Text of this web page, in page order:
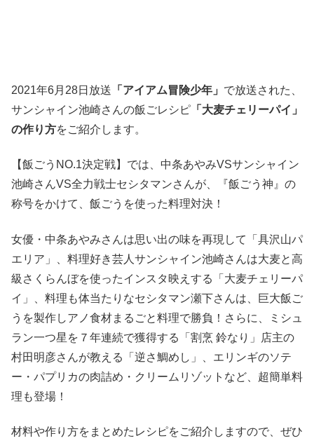
2021年6月28日放送 「アイアム冒険少年」 で放送された、
サンシャイン池崎さんの飯ごレシピ 「大麦チェリーパイ」
の作り方をご紹介します。
【飯ごうNO.1決定戦】では、中条あやみVSサンシャイン
池崎さんVS全力戦士セシタマンさんが、
『飯ごう神』の
称号をかけて、飯ごうを使った料理対決！
女優・中条あやみさんは思い出の味を再現して「具沢山パ
エリア」、料理好き芸人サンシャイン池崎さんは大麦と高
級さくらんぼを使ったインスタ映えする「大麦チェリーパ
イ」、料理も体当たりなセシタマン瀬下さんは、巨大飯ご
うを製作しアノ食材まるごと料理で勝負！さらに、ミシュ
ラン一つ星を７年連続で獲得する「割烹 鈴なり」店主の
村田明彦さんが教える「逆さ鯛めし」、エリンギのソテ
ー・パプリカの肉詰め・クリームリゾットなど、超簡単料
理も登場！
材料や作り方をまとめたレシピをご紹介しますので、ぜひ